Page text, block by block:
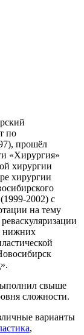
по
прошёл
«Хирургия»
хирургии
хирургии
2002) с
на тему
нижних
свыше
сложности.
варианты
,